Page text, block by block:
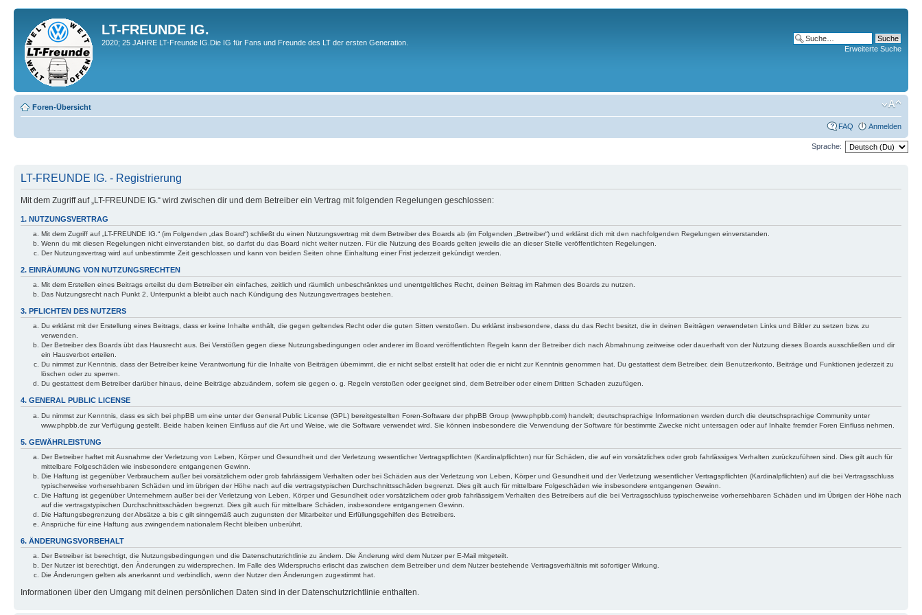
LT-FREUNDE IG.
2020; 25 JAHRE LT-Freunde IG.Die IG für Fans und Freunde des LT der ersten Generation.
Erweiterte Suche
Foren-Übersicht
FAQ Anmelden
Sprache:
LT-FREUNDE IG. - Registrierung
Mit dem Zugriff auf „LT-FREUNDE IG.“ wird zwischen dir und dem Betreiber ein Vertrag mit folgenden Regelungen geschlossen:
1. NUTZUNGSVERTRAG
Mit dem Zugriff auf „LT-FREUNDE IG.“ (im Folgenden „das Board“) schließt du einen Nutzungsvertrag mit dem Betreiber des Boards ab (im Folgenden „Betreiber“) und erklärst dich mit den nachfolgenden Regelungen einverstanden.
Wenn du mit diesen Regelungen nicht einverstanden bist, so darfst du das Board nicht weiter nutzen. Für die Nutzung des Boards gelten jeweils die an dieser Stelle veröffentlichten Regelungen.
Der Nutzungsvertrag wird auf unbestimmte Zeit geschlossen und kann von beiden Seiten ohne Einhaltung einer Frist jederzeit gekündigt werden.
2. EINRÄUMUNG VON NUTZUNGSRECHTEN
Mit dem Erstellen eines Beitrags erteilst du dem Betreiber ein einfaches, zeitlich und räumlich unbeschränktes und unentgeltliches Recht, deinen Beitrag im Rahmen des Boards zu nutzen.
Das Nutzungsrecht nach Punkt 2, Unterpunkt a bleibt auch nach Kündigung des Nutzungsvertrages bestehen.
3. PFLICHTEN DES NUTZERS
Du erklärst mit der Erstellung eines Beitrags, dass er keine Inhalte enthält, die gegen geltendes Recht oder die guten Sitten verstoßen. Du erklärst insbesondere, dass du das Recht besitzt, die in deinen Beiträgen verwendeten Links und Bilder zu setzen bzw. zu
verwenden.
Der Betreiber des Boards übt das Hausrecht aus. Bei Verstößen gegen diese Nutzungsbedingungen oder anderer im Board veröffentlichten Regeln kann der Betreiber dich nach Abmahnung zeitweise oder dauerhaft von der Nutzung dieses Boards ausschließen und dir
ein Hausverbot erteilen.
Du nimmst zur Kenntnis, dass der Betreiber keine Verantwortung für die Inhalte von Beiträgen übernimmt, die er nicht selbst erstellt hat oder die er nicht zur Kenntnis genommen hat. Du gestattest dem Betreiber, dein Benutzerkonto, Beiträge und Funktionen jederzeit zu
löschen oder zu sperren.
Du gestattest dem Betreiber darüber hinaus, deine Beiträge abzuändern, sofern sie gegen o. g. Regeln verstoßen oder geeignet sind, dem Betreiber oder einem Dritten Schaden zuzufügen.
4. GENERAL PUBLIC LICENSE
Du nimmst zur Kenntnis, dass es sich bei phpBB um eine unter der General Public License (GPL) bereitgestellten Foren-Software der phpBB Group (www.phpbb.com) handelt; deutschsprachige Informationen werden durch die deutschsprachige Community unter
www.phpbb.de zur Verfügung gestellt. Beide haben keinen Einfluss auf die Art und Weise, wie die Software verwendet wird. Sie können insbesondere die Verwendung der Software für bestimmte Zwecke nicht untersagen oder auf Inhalte fremder Foren Einfluss nehmen.
5. GEWÄHRLEISTUNG
Der Betreiber haftet mit Ausnahme der Verletzung von Leben, Körper und Gesundheit und der Verletzung wesentlicher Vertragspflichten (Kardinalpflichten) nur für Schäden, die auf ein vorsätzliches oder grob fahrlässiges Verhalten zurückzuführen sind. Dies gilt auch für
mittelbare Folgeschäden wie insbesondere entgangenen Gewinn.
Die Haftung ist gegenüber Verbrauchern außer bei vorsätzlichem oder grob fahrlässigem Verhalten oder bei Schäden aus der Verletzung von Leben, Körper und Gesundheit und der Verletzung wesentlicher Vertragspflichten (Kardinalpflichten) auf die bei Vertragsschluss
typischerweise vorhersehbaren Schäden und im übrigen der Höhe nach auf die vertragstypischen Durchschnittsschäden begrenzt. Dies gilt auch für mittelbare Folgeschäden wie insbesondere entgangenen Gewinn.
Die Haftung ist gegenüber Unternehmern außer bei der Verletzung von Leben, Körper und Gesundheit oder vorsätzlichem oder grob fahrlässigem Verhalten des Betreibers auf die bei Vertragsschluss typischerweise vorhersehbaren Schäden und im Übrigen der Höhe nach
auf die vertragstypischen Durchschnittsschäden begrenzt. Dies gilt auch für mittelbare Schäden, insbesondere entgangenen Gewinn.
Die Haftungsbegrenzung der Absätze a bis c gilt sinngemäß auch zugunsten der Mitarbeiter und Erfüllungsgehilfen des Betreibers.
Ansprüche für eine Haftung aus zwingendem nationalem Recht bleiben unberührt.
6. ÄNDERUNGSVORBEHALT
Der Betreiber ist berechtigt, die Nutzungsbedingungen und die Datenschutzrichtlinie zu ändern. Die Änderung wird dem Nutzer per E-Mail mitgeteilt.
Der Nutzer ist berechtigt, den Änderungen zu widersprechen. Im Falle des Widerspruchs erlischt das zwischen dem Betreiber und dem Nutzer bestehende Vertragsverhältnis mit sofortiger Wirkung.
Die Änderungen gelten als anerkannt und verbindlich, wenn der Nutzer den Änderungen zugestimmt hat.
Informationen über den Umgang mit deinen persönlichen Daten sind in der Datenschutzrichtlinie enthalten.